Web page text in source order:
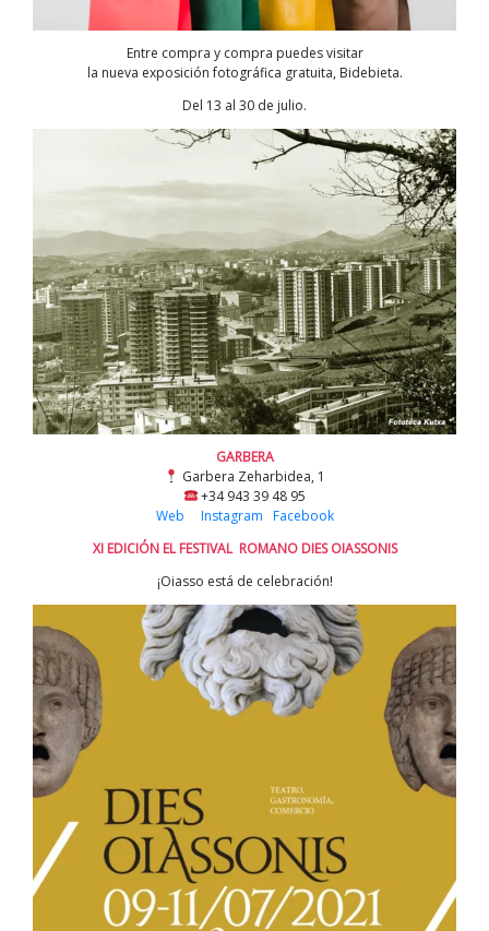
Entre compra y compra puedes visitar
la nueva exposición fotográfica gratuita, Bidebieta.
Del 13 al 30 de julio.
GARBERA
Garbera Zeharbidea, 1
+34 943 39 48 95
Web
Instagram Facebook
XI EDICIÓN EL FESTIVAL ROMANO DIES OIASSONIS
¡Oiasso está de celebración!